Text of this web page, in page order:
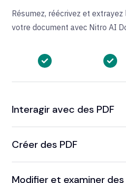
Résumez, réécrivez et
votre document avec Nitro AI
Interagir avec des PDF
Créer des PDF
Modifier et examiner des